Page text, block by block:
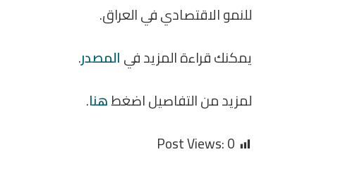
للنمو الاقتصادي في العراق.
يمكنك قراءة المزيد فيالمصدر.
لمزيد من التفاصيل اضغطهنا.
Post Views:0